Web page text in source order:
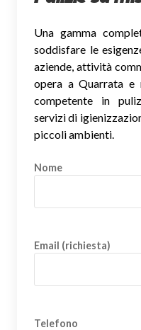
Una gamma
soddisfare le
aziende, attività
opera a Quarrata e
competente in
servizi di
piccoli ambienti.
Nome
Email (richiesta)
Telefono